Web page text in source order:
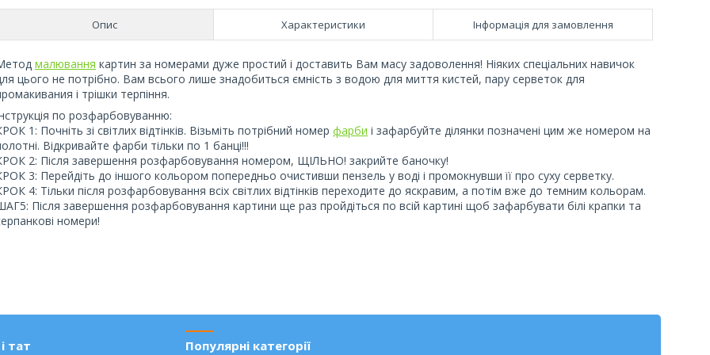
Опис Характеристики Інформація для замовлення
малювання картин за номерами дуже простий і доставить Вам масу задоволення! Ніяких спеціальних навичок
цього не потрібно. Вам всього лише знадобиться ємність з водою для миття кистей, пару серветок для
і трішки терпіння.
по розфарбовуванню:
1: Почніть зі світлих відтінків. Візьміть потрібний номер фарби і зафарбуйте ділянки позначені цим же номером на
Відкривайте фарби тільки по 1 банці!!!
2: Після завершення розфарбовування номером, ЩІЛЬНО! закрийте баночку!
3: Перейдіть до іншого кольором попередньо очистивши пензель у воді і промокнувши її про суху серветку.
4: Тільки після розфарбовування всіх світлих відтінків переходите до яскравим, а потім вже до темним кольорам.
Після завершення розфарбовування картини ще раз пройдіться по всій картині щоб зафарбувати білі крапки та
номери!
тат Популярні категорії